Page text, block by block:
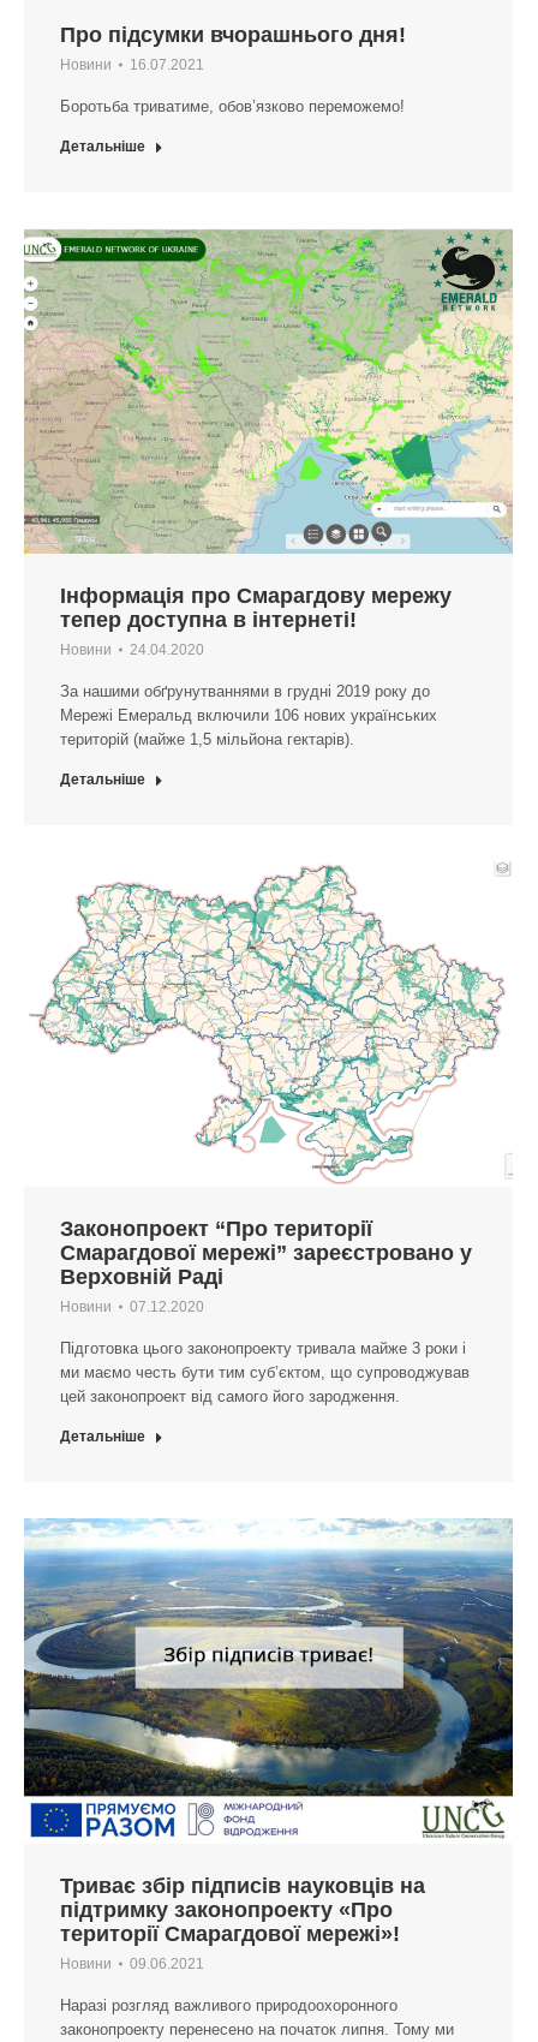
Про підсумки вчорашнього дня!
Новини 16.07.2021
Боротьба триватиме, обов’язково переможемо!
Детальніше
Інформація про Смарагдову мережу
тепер доступна в інтернеті!
Новини 24.04.2020
За нашими обґрунутваннями в грудні 2019 року до
Мережі Емеральд включили 106 нових українських
територій (майже 1,5 мільйона гектарів).
Детальніше
Законопроект “Про території
Смарагдової мережі” зареєстровано у
Верховній Раді
Новини 07.12.2020
Підготовка цього законопроекту тривала майже 3 роки і
ми маємо честь бути тим суб’єктом, що супроводжував
цей законопроект від самого його зародження.
Детальніше
Триває збір підписів науковців на
підтримку законопроекту «Про
території Смарагдової мережі»!
Новини 09.06.2021
Наразі розгляд важливого природоохоронного
законопроекту перенесено на початок липня. Тому ми